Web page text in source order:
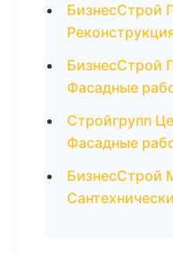
БизнесСтрой
БизнесСтрой
Фасадные
Стройгрупп
Фасадные
БизнесСтрой